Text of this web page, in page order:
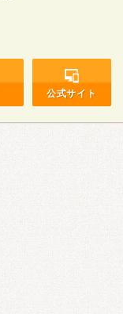
公式サイト